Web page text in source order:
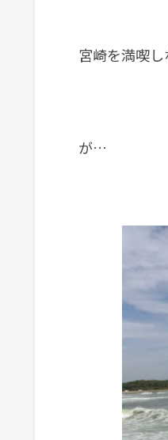
宮崎を満喫
が…